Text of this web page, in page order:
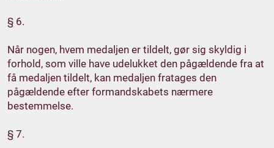
§ 6.
Når nogen, hvem medaljen er tildelt, gør sig skyldig i
forhold, som ville have udelukket den pågældende fra at
få medaljen tildelt, kan medaljen fratages den
pågældende efter formandskabets nærmere
bestemmelse.
§ 7.